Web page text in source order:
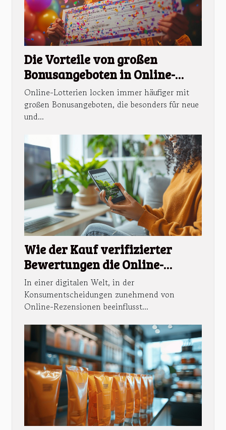
Die Vorteile von großen
Bonusangeboten in Online-
Lotterien
Online-Lotterien locken immer häufiger mit
großen Bonusangeboten, die besonders für neue
und...
Wie der Kauf verifizierter
Bewertungen die Online-
Präsenz verbessert
In einer digitalen Welt, in der
Konsumentscheidungen zunehmend von
Online-Rezensionen beeinflusst...